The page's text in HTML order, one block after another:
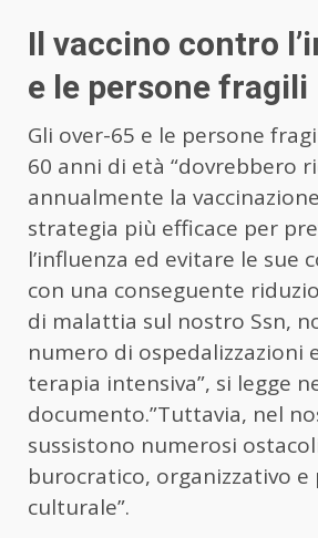
Il vaccino contro
e le persone fragili
Gli over-65 e le persone
60 anni di età “dovrebbero
annualmente la
strategia più efficace per
l’influenza ed evitare le sue
con una conseguente
di malattia sul nostro Ssn,
numero di ospedalizzazioni
terapia intensiva”, si legge
documento.”Tuttavia, nel
sussistono numerosi
burocratico, organizzativo e
culturale”.